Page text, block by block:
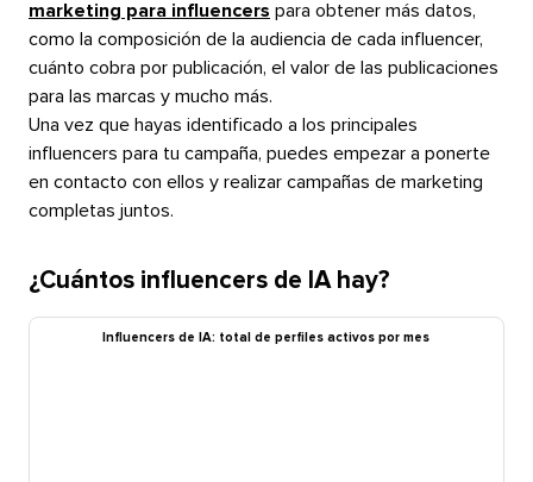
marketing para influencers para obtener más datos,
como la composición de la audiencia de cada influencer,
cuánto cobra por publicación, el valor de las publicaciones
para las marcas y mucho más.​​
Una vez que hayas identificado a los principales
influencers para tu campaña, puedes empezar a ponerte
en contacto con ellos y realizar campañas de marketing
completas juntos.​​
¿Cuántos influencers de IA hay?​​
Influencers de IA: total de perfiles activos por mes​​